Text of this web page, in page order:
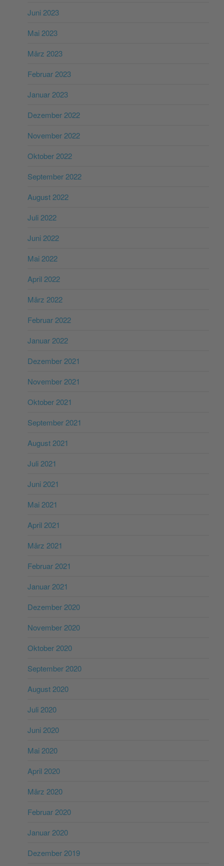
Juni 2023
Mai 2023
März 2023
Februar 2023
Januar 2023
Dezember 2022
November 2022
Oktober 2022
September 2022
August 2022
Juli 2022
Juni 2022
Mai 2022
April 2022
März 2022
Februar 2022
Januar 2022
Dezember 2021
November 2021
Oktober 2021
September 2021
August 2021
Juli 2021
Juni 2021
Mai 2021
April 2021
März 2021
Februar 2021
Januar 2021
Dezember 2020
November 2020
Oktober 2020
September 2020
August 2020
Juli 2020
Juni 2020
Mai 2020
April 2020
März 2020
Februar 2020
Januar 2020
Dezember 2019